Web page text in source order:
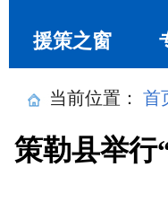
援策之窗
当前位置： 首
策勒县举行